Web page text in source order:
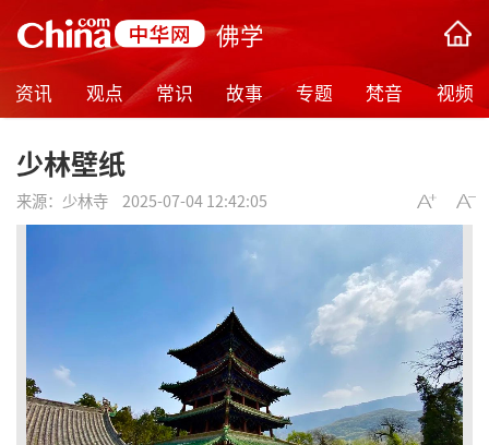
佛学
资讯 观点 常识 故事 专题 梵音 视频
少林壁纸
来源： 少林寺 2025-07-04 12:42:05